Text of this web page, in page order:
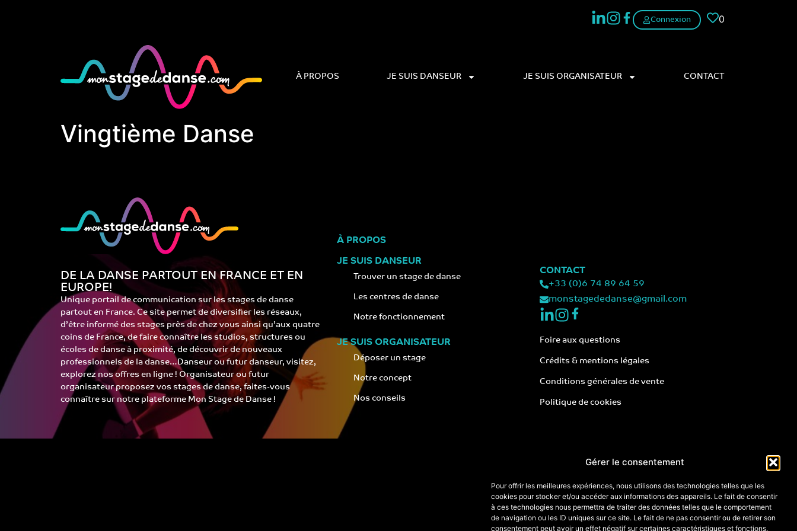
Gérer le consentement
Pour offrir les meilleures expériences, nous utilisons des technologies telles que les
cookies pour stocker et/ou accéder aux informations des appareils. Le fait de consentir
à ces technologies nous permettra de traiter des données telles que le comportement
de navigation ou les ID uniques sur ce site. Le fait de ne pas consentir ou de retirer son
consentement peut avoir un effet négatif sur certaines caractéristiques et fonctions.
Connexion 0
À PROPOS JE SUIS DANSEUR JE SUIS ORGANISATEUR CONTACT
Vingtième Danse
DE LA DANSE PARTOUT EN FRANCE ET EN
EUROPE!
Unique portail de communication sur les stages de danse
partout en France. Ce site permet de diversifier les réseaux,
d’être informé des stages près de chez vous ainsi qu’aux quatre
coins de France, de faire connaître les studios, structures ou
écoles de danse à proximité, de découvrir de nouveaux
professionnels de la danse…Danseur ou futur danseur, visitez,
explorez nos offres en ligne ! Organisateur ou futur
organisateur proposez vos stages de danse, faites-vous
connaître sur notre plateforme Mon Stage de Danse !
À PROPOS
JE SUIS DANSEUR
Trouver un stage de danse
Les centres de danse
Notre fonctionnement
JE SUIS ORGANISATEUR
Déposer un stage
Notre concept
Nos conseils
CONTACT
+33 (0)6 74 89 64 59
monstagededanse@gmail.com
Foire aux questions
Crédits & mentions légales
Conditions générales de vente
Politique de cookies